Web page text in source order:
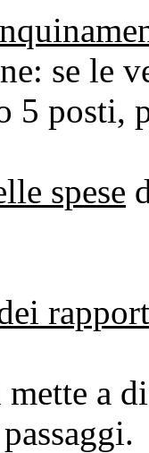
se le
5 posti,
spese
a